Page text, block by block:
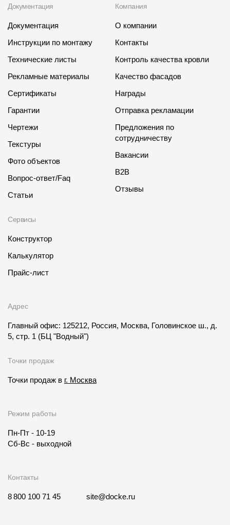
Документация
Документация
Инструкции по монтажу
Технические листы
Рекламные материалы
Сертификаты
Гарантии
Чертежи
Текстуры
Фото объектов
Вопрос-ответ/Faq
Статьи
Сервисы
Конструктор
Калькулятор
Прайс-лист
Компания
О компании
Контакты
Контроль качества кровли
Качество фасадов
Награды
Отправка рекламации
Предложения по
сотрудничеству
Вакансии
B2B
Отзывы
Адрес
Главный офис: 125212, Россия, Москва, Головинское ш., д.
5, стр. 1 (БЦ "Водный")
Точки продаж
Точки продаж в г. Москва
Режим работы
Пн-Пт - 10-19
Сб-Вс - выходной
Контакты
8 800 100 71 45 site@docke.ru